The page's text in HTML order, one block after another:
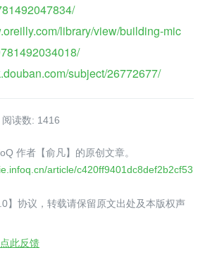
library/view/building-mic
subject/26772677/
阅读数: 1416
作者【俞凡】的原创文章。
article/c420ff9401dc8def2b2cf53
】协议，转载请保留原文出处及本版权声
点此反馈